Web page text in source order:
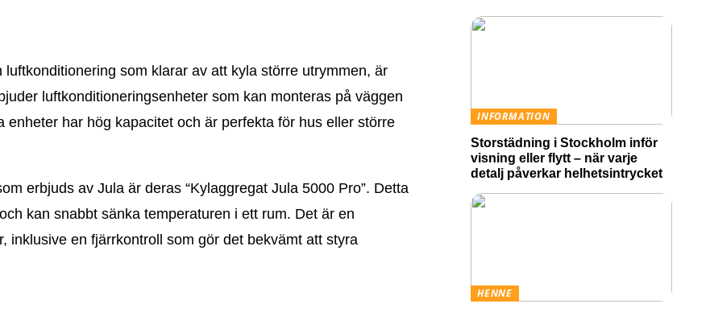
som klarar av att kyla större utrymmen, är
luftkonditioneringsenheter som kan monteras på väggen
har hög kapacitet och är perfekta för hus eller större
erbjuds av Jula är deras “Kylaggregat Jula 5000 Pro”. Detta
kan snabbt sänka temperaturen i ett rum. Det är en
inklusive en fjärrkontroll som gör det bekvämt att styra
INFORMATION
Storstädning i Stockholm inför
visning eller flytt – när varje
detalj påverkar helhetsintrycket
HENNE